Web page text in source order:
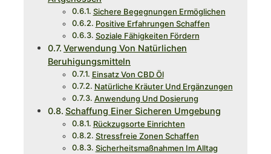
Sichere Begegnungen Ermöglichen
Positive Erfahrungen Schaffen
Soziale Fähigkeiten Fördern
Verwendung Von Natürlichen
Beruhigungsmitteln
Einsatz Von CBD Öl
Natürliche Kräuter Und Ergänzungen
Anwendung Und Dosierung
Schaffung Einer Sicheren Umgebung
Rückzugsorte Einrichten
Stressfreie Zonen Schaffen
Sicherheitsmaßnahmen Im Alltag